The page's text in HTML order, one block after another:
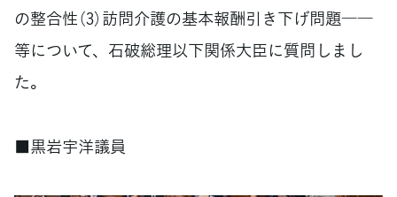
の整合性（3）訪問介護の基本報酬引き下げ問題――
等について、石破総理以下関係大臣に質問しまし
た。
■黒岩宇洋議員